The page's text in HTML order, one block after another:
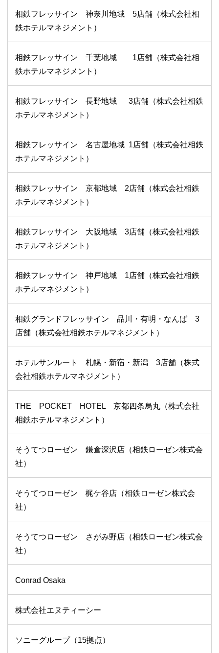
相鉄フレッサイン 神奈川地域 5店舗（株式会社相
鉄ホテルマネジメント）
相鉄フレッサイン 千葉地域 1店舗（株式会社相
鉄ホテルマネジメント）
相鉄フレッサイン 長野地域 3店舗（株式会社相鉄
ホテルマネジメント）
相鉄フレッサイン 名古屋地域 1店舗（株式会社相鉄
ホテルマネジメント）
相鉄フレッサイン 京都地域 2店舗（株式会社相鉄
ホテルマネジメント）
相鉄フレッサイン 大阪地域 3店舗（株式会社相鉄
ホテルマネジメント）
相鉄フレッサイン 神戸地域 1店舗（株式会社相鉄
ホテルマネジメント）
相鉄グランドフレッサイン 品川・有明・なんば 3
店舗（株式会社相鉄ホテルマネジメント）
ホテルサンルート 札幌・新宿・新潟 3店舗（株式
会社相鉄ホテルマネジメント）
THE POCKET HOTEL 京都四条烏丸（株式会社
相鉄ホテルマネジメント）
そうてつローゼン 鎌倉深沢店（相鉄ローゼン株式会
社）
そうてつローゼン 梶ケ谷店（相鉄ローゼン株式会
社）
そうてつローゼン さがみ野店（相鉄ローゼン株式会
社）
Conrad Osaka
株式会社エヌティーシー
ソニーグループ（15拠点）